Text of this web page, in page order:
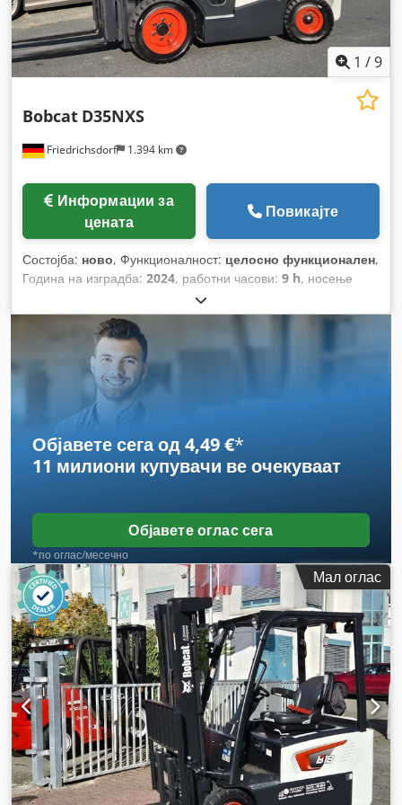
1 /9
Friedrichsdorf 1.394 km
Bobcat D35NXS
цената
Повикајте
Состојба: ново, Функционалност: целосно функционален,
Година на изградба: 2024, работни часови: 9 h, носење
, висина на подигнување:
слободно подигање:1.400 мм, тип на гориво:дизел, тип на
триплекс, градежна височина:
kW (61,18 коњски сили)
, ширина на вилушкарската рамка:
1.190 мм
, должина на вилушките:
, вкупна должина:
градежна ширина:
1.290 мм
Објавете сега од 4,49 €*
11 милиони купувачи ве очекуваат
Објавете оглас сега
*по оглас/месечно
Мал оглас